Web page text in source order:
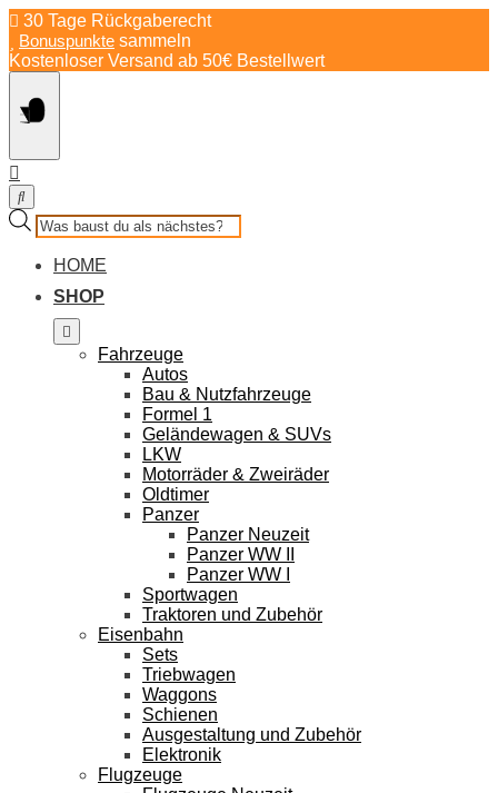
Springe
zum
Inhalt
30 Tage Rückgaberecht
Bonuspunkte sammeln
Kostenloser Versand ab 50€ Bestellwert
Products
search
HOME
SHOP
Fahrzeuge
Autos
Bau & Nutzfahrzeuge
Formel 1
Geländewagen & SUVs
LKW
Motorräder & Zweiräder
Oldtimer
Panzer
Panzer Neuzeit
Panzer WW II
Panzer WW I
Sportwagen
Traktoren und Zubehör
Eisenbahn
Sets
Triebwagen
Waggons
Schienen
Ausgestaltung und Zubehör
Elektronik
Flugzeuge